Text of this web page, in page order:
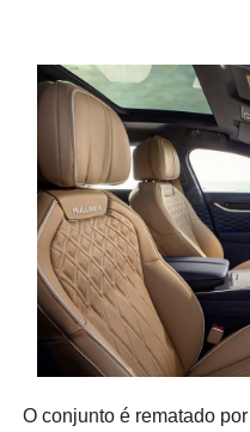
O conjunto é rematado